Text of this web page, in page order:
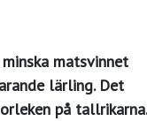
matsvinnet
lärling. Det
på tallrikarna.